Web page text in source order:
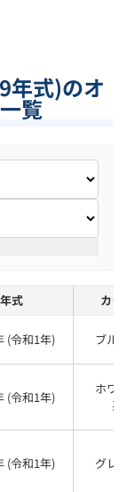
年式)のオ
覧
年式 カラー
(令和1年) ブルー
(令和1年)
ホワイ
系
(令和1年) グレー